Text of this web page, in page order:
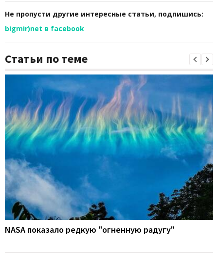
Не пропусти другие интересные статьи, подпишись:
bigmir)net в facebook
Статьи по теме
NASA показало редкую "огненную радугу"